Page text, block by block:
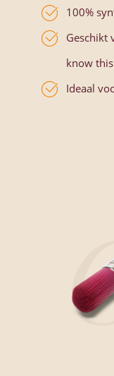
100%
Geschikt
know
Ideaal